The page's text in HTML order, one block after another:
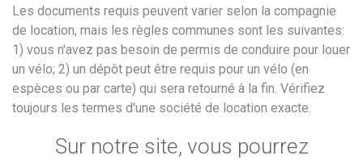
Les documents requis peuvent varier selon la compagnie
de location, mais les règles communes sont les suivantes:
1) vous n'avez pas besoin de permis de conduire pour louer
un vélo; 2) un dépôt peut être requis pour un vélo (en
espèces ou par carte) qui sera retourné à la fin. Vérifiez
toujours les termes d'une société de location exacte.
Sur notre site, vous pourrez